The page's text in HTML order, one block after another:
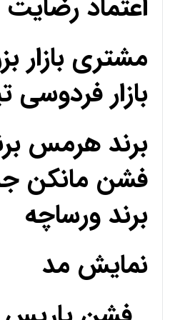
مشتری بازار
بازار فردوسی
برند هرمس
فشن مانکن
برند ورساچه
نمایش مد